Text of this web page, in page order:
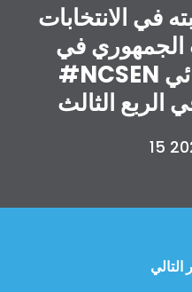
في الانتخابات
الجمهوري في
#NCSEN قبل الموعد النهائي
الربع الثالث
التالي